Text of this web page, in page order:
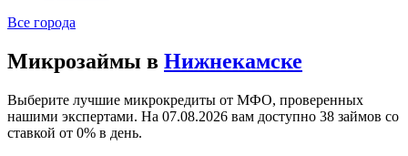
Все города
Микрозаймы в Нижнекамске
Выберите лучшие микрокредиты от МФО, проверенных
нашими экспертами. На 07.08.2026 вам доступно 38 займов со
ставкой от 0% в день.